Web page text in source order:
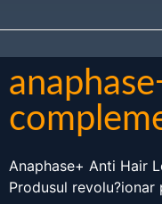
Anaphase+ Anti Hair
Produsul